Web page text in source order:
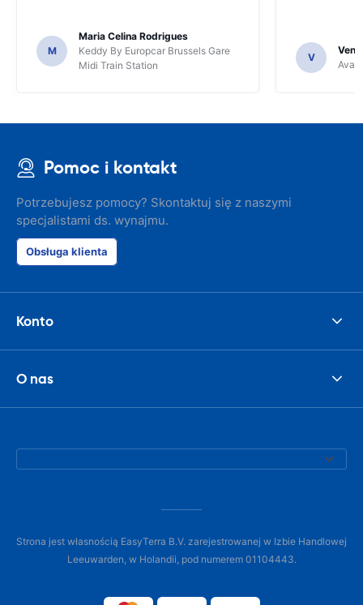
M
Maria Celina Rodrigues
Keddy By Europcar Brussels Gare
Midi Train Station
V
Pomoc i kontakt
Potrzebujesz pomocy? Skontaktuj się z naszymi
specjalistami ds. wynajmu.
Obsługa klienta
Konto
O nas
Strona jest własnością EasyTerra B.V. zarejestrowanej w Izbie Handlowej
Leeuwarden, w Holandii, pod numerem 01104443.